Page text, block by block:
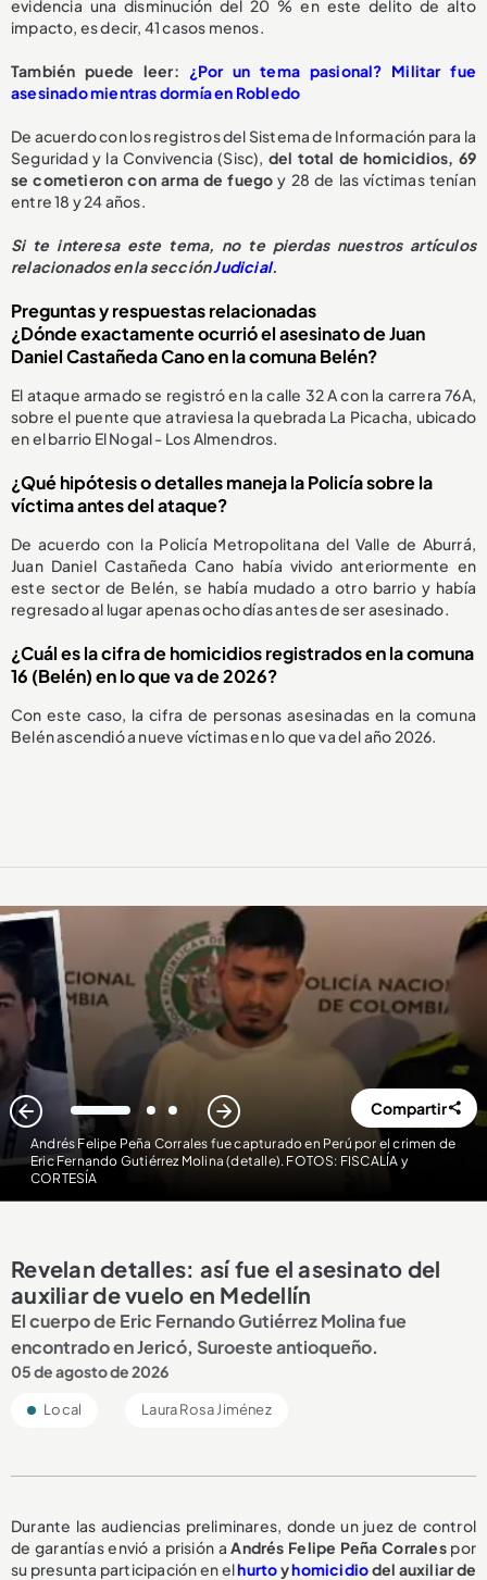
evidencia una disminución del 20 % en este delito de alto
impacto, es decir, 41 casos menos.
También puede leer: ¿Por un tema pasional? Militar fue
asesinado mientras dormía en Robledo
De acuerdo con los registros del Sistema de Información para la
Seguridad y la Convivencia (Sisc), del total de homicidios, 69
se cometieron con arma de fuego y 28 de las víctimas tenían
entre 18 y 24 años.
Si te interesa este tema, no te pierdas nuestros artículos
relacionados en la secciónJudicial.
Preguntas y respuestas relacionadas
¿Dónde exactamente ocurrió el asesinato de Juan
Daniel Castañeda Cano en la comuna Belén?
El ataque armado se registró en la calle 32 A con la carrera 76A,
sobre el puente que atraviesa la quebrada La Picacha, ubicado
en el barrio El Nogal - Los Almendros.
¿Qué hipótesis o detalles maneja la Policía sobre la
víctima antes del ataque?
De acuerdo con la Policía Metropolitana del Valle de Aburrá,
Juan Daniel Castañeda Cano había vivido anteriormente en
este sector de Belén, se había mudado a otro barrio y había
regresado al lugar apenas ocho días antes de ser asesinado.
¿Cuál es la cifra de homicidios registrados en la comuna
16 (Belén) en lo que va de 2026?
Con este caso, la cifra de personas asesinadas en la comuna
Belén ascendió a nueve víctimas en lo que va del año 2026.
Andrés Felipe Peña Corrales fue capturado en Perú por el crimen de
Eric Fernando Gutiérrez Molina (detalle). FOTOS: FISCALÍA y
CORTESÍA
1 2 3 Compartir
Revelan detalles: así fue el asesinato del
auxiliar de vuelo en Medellín
El cuerpo de Eric Fernando Gutiérrez Molina fue
encontrado en Jericó, Suroeste antioqueño.
05 de agosto de 2026
Local Laura Rosa Jiménez
Durante las audiencias preliminares, donde un juez de control
de garantías envió a prisión aAndrés Felipe Peña Corralespor
su presunta participación en elhurtoyhomicidiodel auxiliar de